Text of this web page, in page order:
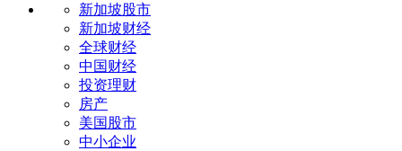
新加坡股市
新加坡财经
全球财经
中国财经
投资理财
房产
美国股市
中小企业